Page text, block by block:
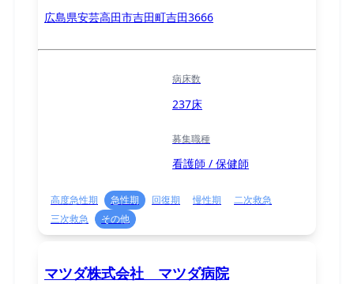
広島県安芸高田市吉田町吉田3666
病床数
237床
募集職種
看護師 / 保健師
高度急性期 急性期 回復期 慢性期
二次救急
三次救急
その他
マツダ株式会社 マツダ病院